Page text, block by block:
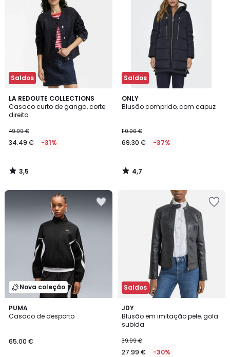
Saldos
LA REDOUTE COLLECTIONS
Casaco curto de ganga, corte
direito
49.99 €
34.49 € -31%
3,5
/ 5
3,5
/
Saldos
ONLY
Blusão comprido, com capuz
110.00 €
69.30 € -37%
4,7
/ 5
4,7
/
Nova coleção
PUMA
Casaco de desporto
65.00 €
Saldos
JDY
Blusão em imitação pele, gola
subida
39.99 €
27.99 € -30%
4,3
/ 5